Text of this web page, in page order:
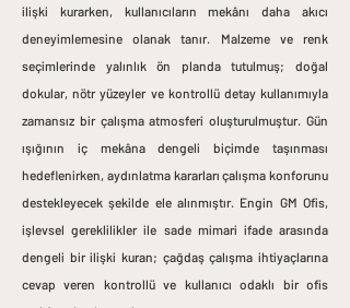
ilişki kurarken, kullanıcıların mekânı daha akıcı
deneyimlemesine olanak tanır. Malzeme ve renk
seçimlerinde yalınlık ön planda tutulmuş; doğal
dokular, nötr yüzeyler ve kontrollü detay kullanımıyla
zamansız bir çalışma atmosferi oluşturulmuştur. Gün
ışığının iç mekâna dengeli biçimde taşınması
hedeflenirken, aydınlatma kararları çalışma konforunu
destekleyecek şekilde ele alınmıştır. Engin GM Ofis,
işlevsel gereklilikler ile sade mimari ifade arasında
dengeli bir ilişki kuran; çağdaş çalışma ihtiyaçlarına
cevap veren kontrollü ve kullanıcı odaklı bir ofis